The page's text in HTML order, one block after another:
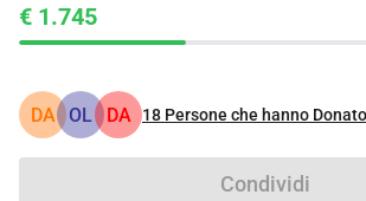
€ 1.745
DA OL DA 18 Persone che hanno Donato
Condividi